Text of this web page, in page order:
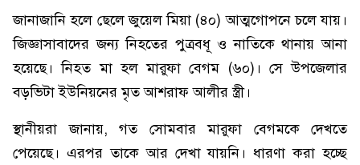
জানাজানি হলে ছেলে জুয়েল মিয়া (৪০) আত্মগোপনে চলে যায়।
জিজ্ঞাসাবাদের জন্য নিহতের পুত্রবধূ ও নাতিকে থানায় আনা
হয়েছে। নিহত মা হল মারুফা বেগম (৬০)। সে উপজেলার
বড়ভিটা ইউনিয়নের মৃত আশরাফ আলীর স্ত্রী।
স্থানীয়রা জানায়, গত সোমবার মারুফা বেগমকে দেখতে
পেয়েছে। এরপর তাকে আর দেখা যায়নি। ধারণা করা হচ্ছে